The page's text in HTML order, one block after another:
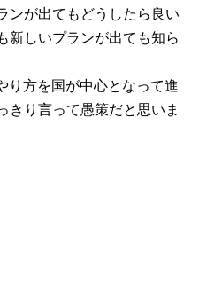
ンが出てもどうしたら良い
新しいプランが出ても知ら
り方を国が中心となって進
きり言って愚策だと思いま